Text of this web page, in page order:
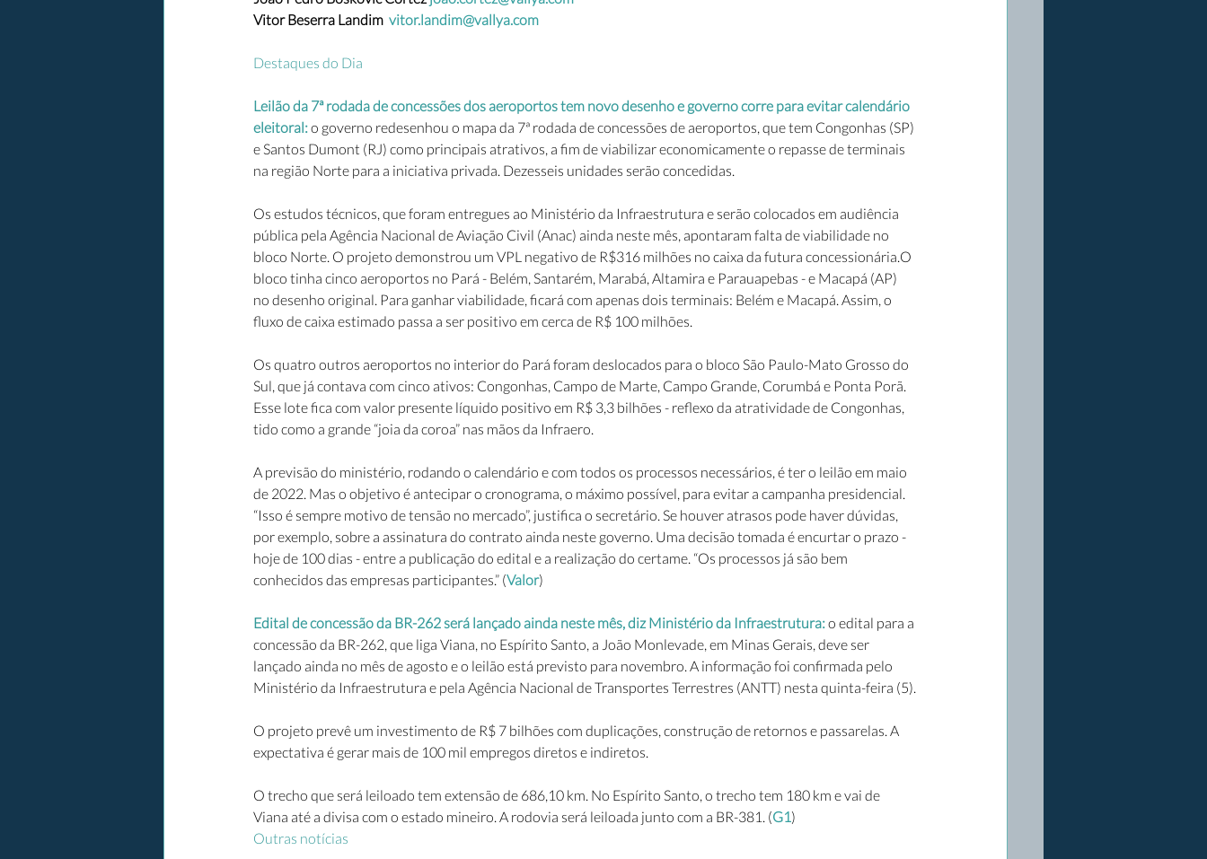
Vitor Beserra Landim vitor.landim@vallya.com
Destaques do Dia
Leilão da 7ª rodada de concessões dos aeroportos tem novo desenho e governo corre para evitar calendário
eleitoral: o governo redesenhou o mapa da 7ª rodada de concessões de aeroportos, que tem Congonhas (SP)
e Santos Dumont (RJ) como principais atrativos, a fim de viabilizar economicamente o repasse de terminais
na região Norte para a iniciativa privada. Dezesseis unidades serão concedidas.
Os estudos técnicos, que foram entregues ao Ministério da Infraestrutura e serão colocados em audiência
pública pela Agência Nacional de Aviação Civil (Anac) ainda neste mês, apontaram falta de viabilidade no
bloco Norte. O projeto demonstrou um VPL negativo de R$316 milhões no caixa da futura concessionária.O
bloco tinha cinco aeroportos no Pará - Belém, Santarém, Marabá, Altamira e Parauapebas - e Macapá (AP)
no desenho original. Para ganhar viabilidade, ficará com apenas dois terminais: Belém e Macapá. Assim, o
fluxo de caixa estimado passa a ser positivo em cerca de R$ 100 milhões.
Os quatro outros aeroportos no interior do Pará foram deslocados para o bloco São Paulo-Mato Grosso do
Sul, que já contava com cinco ativos: Congonhas, Campo de Marte, Campo Grande, Corumbá e Ponta Porã.
Esse lote fica com valor presente líquido positivo em R$ 3,3 bilhões - reflexo da atratividade de Congonhas,
tido como a grande “joia da coroa” nas mãos da Infraero.
A previsão do ministério, rodando o calendário e com todos os processos necessários, é ter o leilão em maio
de 2022. Mas o objetivo é antecipar o cronograma, o máximo possível, para evitar a campanha presidencial.
“Isso é sempre motivo de tensão no mercado”, justifica o secretário. Se houver atrasos pode haver dúvidas,
por exemplo, sobre a assinatura do contrato ainda neste governo. Uma decisão tomada é encurtar o prazo -
hoje de 100 dias - entre a publicação do edital e a realização do certame. “Os processos já são bem
conhecidos das empresas participantes.” (Valor)
Edital de concessão da BR-262 será lançado ainda neste mês, diz Ministério da Infraestrutura: o edital para a
concessão da BR-262, que liga Viana, no Espírito Santo, a João Monlevade, em Minas Gerais, deve ser
lançado ainda no mês de agosto e o leilão está previsto para novembro. A informação foi confirmada pelo
Ministério da Infraestrutura e pela Agência Nacional de Transportes Terrestres (ANTT) nesta quinta-feira (5).
O projeto prevê um investimento de R$ 7 bilhões com duplicações, construção de retornos e passarelas. A
expectativa é gerar mais de 100 mil empregos diretos e indiretos.
O trecho que será leiloado tem extensão de 686,10 km. No Espírito Santo, o trecho tem 180 km e vai de
Viana até a divisa com o estado mineiro. A rodovia será leiloada junto com a BR-381. (G1)
Outras notícias